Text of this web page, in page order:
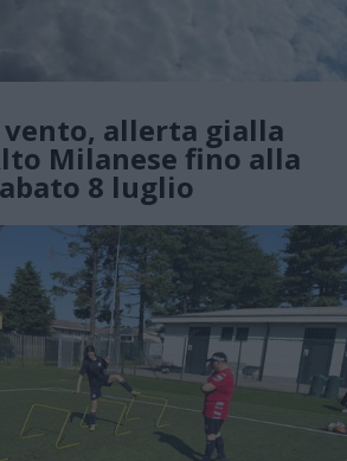
allerta gialla
Milanese fino alla
8 luglio